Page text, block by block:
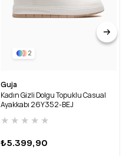
2
Guja
Kadın Gizli Dolgu Topuklu Casual
Ayakkabı 26Y352-BEJ
★ ★ ★ ★ ★
₺5.399,90